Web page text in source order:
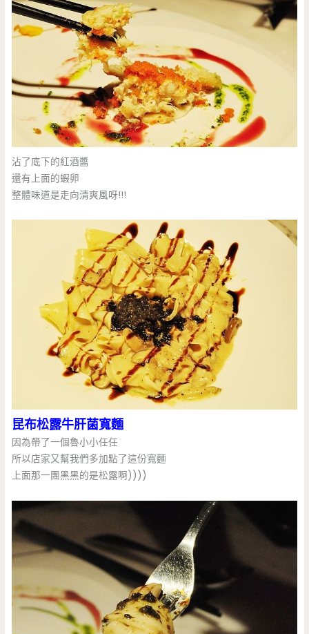
沾了底下的紅酒醬
還有上面的蝦卵
整體味道是走向清爽風呀!!!
昆布松露牛肝菌寬麵
因為帶了一個魯小小任任
所以店家又幫我們多加點了這份寬麵
上面那一團黑黑的是松露啊))))